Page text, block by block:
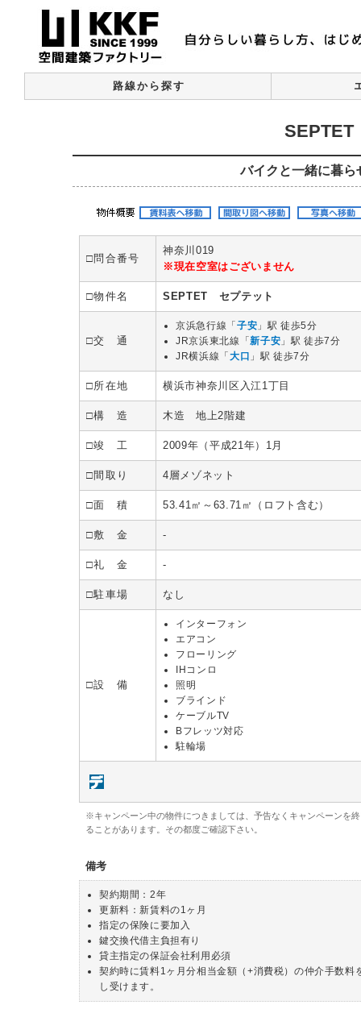
路線から探す
バイクと一緒に暮ら
□問合番号
神奈川019
※現在空室はございません
□物件名 SEPTET セプテット
□交 通
京浜急行線「 子安 」駅 徒歩5分
JR京浜東北線「新子安 」駅 徒歩7分
JR横浜線「 大口 」駅 徒歩7分
□所在地 横浜市神奈川区入江1丁目
□構 造 木造 地上2階建
□竣 工 2009年（平成21年）1月
□間取り 4層メゾネット
□面 積 53.41㎡～63.71㎡（ロフト含む）
□敷 金 -
□礼 金 -
□駐車場 なし
□設 備
インターフォン
エアコン
フローリング
IHコンロ
照明
ブラインド
ケーブルTV
Bフレッツ対応
駐輪場
※キャンペーン中の物件につきましては、予告なくキャンペーンを
ることがあります。その都度ご確認下さい。
備考
契約期間：2年
更新料：新賃料の1ヶ月
指定の保険に要加入
鍵交換代借主負担有り
貸主指定の保証会社利用必須
契約時に賃料1ヶ月分相当金額（+消費税）の仲介手数料
し受けます。